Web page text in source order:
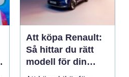
Att köpa Renault:
Så hittar du rätt
modell för din
vardag